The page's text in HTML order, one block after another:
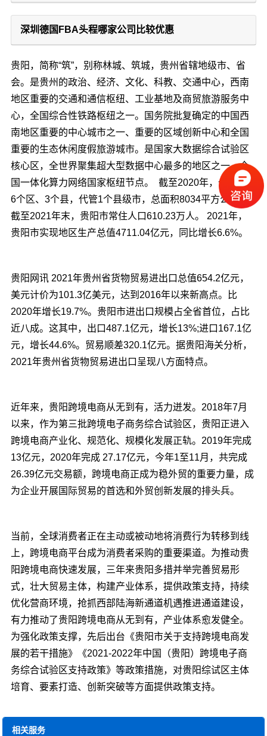
深圳德国FBA头程哪家公司比较优惠
贵阳，简称“筑”，别称林城、筑城，贵州省辖地级市、省
会。是贵州的政治、经济、文化、科教、交通中心，西南
地区重要的交通和通信枢纽、工业基地及商贸旅游服务中
心，全国综合性铁路枢纽之一。国务院批复确定的中国西
南地区重要的中心城市之一、重要的区域创新中心和全国
重要的生态休闲度假旅游城市。是国家大数据综合试验区
核心区，全世界聚集超大型数据中心最多的地区之一，全
国一体化算力网络国家枢纽节点。 截至2020年，全市下辖
6个区、3个县，代管1个县级市，总面积8034平方公里。
截至2021年末，贵阳市常住人口610.23万人。 2021年，
贵阳市实现地区生产总值4711.04亿元，同比增长6.6%。
贵阳网讯 2021年贵州省货物贸易进出口总值654.2亿元，
美元计价为101.3亿美元，达到2016年以来新高点。比
2020年增长19.7%。贵阳市进出口规模占全省首位，占比
近八成。这其中，出口487.1亿元，增长13%;进口167.1亿
元，增长44.6%。贸易顺差320.1亿元。据贵阳海关分析，
2021年贵州省货物贸易进出口呈现八方面特点。
近年来，贵阳跨境电商从无到有，活力迸发。2018年7月
以来，作为第三批跨境电子商务综合试验区，贵阳正进入
跨境电商产业化、规范化、规模化发展正轨。2019年完成
13亿元，2020年完成 27.17亿元，今年1至11月，共完成
26.39亿元交易额，跨境电商正成为稳外贸的重要力量，成
为企业开展国际贸易的首选和外贸创新发展的排头兵。
当前，全球消费者正在主动或被动地将消费行为转移到线
上，跨境电商平台成为消费者采购的重要渠道。为推动贵
阳跨境电商快速发展，三年来贵阳多措并举完善贸易形
式，壮大贸易主体，构建产业体系，提供政策支持，持续
优化营商环境，抢抓西部陆海新通道机遇推进通道建设，
有力推动了贵阳跨境电商从无到有，产业体系愈发健全。
为强化政策支撑，先后出台《贵阳市关于支持跨境电商发
展的若干措施》《2021-2022年中国（贵阳）跨境电子商
务综合试验区支持政策》等政策措施，对贵阳综试区主体
培育、要素打造、创新突破等方面提供政策支持。
相关服务